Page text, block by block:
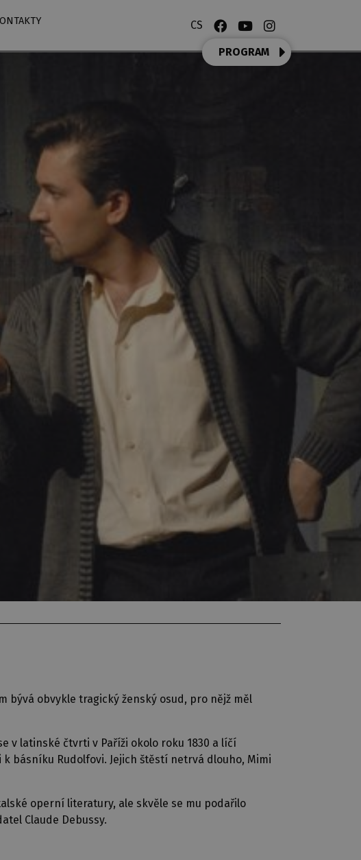
CS
PROGRAM
bývá obvykle tragický ženský osud, pro nějž měl
v latinské čtvrti v Paříži okolo roku 1830 a líčí
básníku Rudolfovi. Jejich štěstí netrvá dlouho, Mimi
operní literatury, ale skvěle se mu podařilo
Claude Debussy.